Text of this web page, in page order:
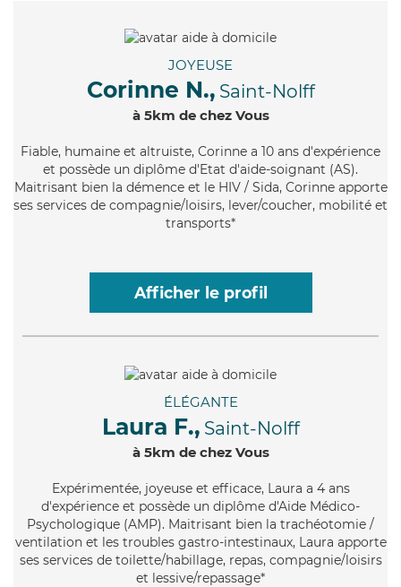
JOYEUSE
Corinne N., Saint-Nolff
à 5km de chez Vous
Fiable, humaine et altruiste, Corinne a 10 ans d'expérience
et possède un diplôme d'Etat d'aide-soignant (AS).
Maitrisant bien la démence et le HIV / Sida, Corinne apporte
ses services de compagnie/loisirs, lever/coucher, mobilité et
transports*
Afficher le profil
ÉLÉGANTE
Laura F., Saint-Nolff
à 5km de chez Vous
Expérimentée, joyeuse et efficace, Laura a 4 ans
d'expérience et possède un diplôme d'Aide Médico-
Psychologique (AMP). Maitrisant bien la trachéotomie /
ventilation et les troubles gastro-intestinaux, Laura apporte
ses services de toilette/habillage, repas, compagnie/loisirs
et lessive/repassage*